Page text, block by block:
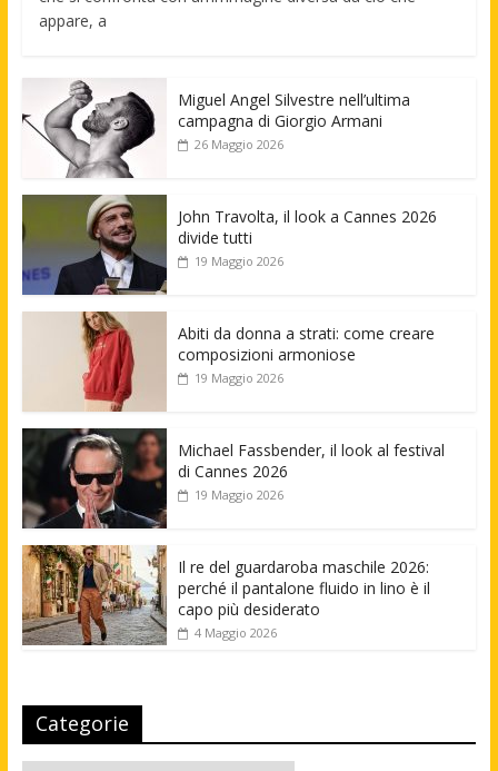
appare, a
Miguel Angel Silvestre nell’ultima
campagna di Giorgio Armani
26 Maggio 2026
John Travolta, il look a Cannes 2026
divide tutti
19 Maggio 2026
Abiti da donna a strati: come creare
composizioni armoniose
19 Maggio 2026
Michael Fassbender, il look al festival
di Cannes 2026
19 Maggio 2026
Il re del guardaroba maschile 2026:
perché il pantalone fluido in lino è il
capo più desiderato
4 Maggio 2026
Categorie